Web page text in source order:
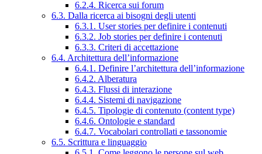
6.2.4. Ricerca sui forum
6.3. Dalla ricerca ai bisogni degli utenti
6.3.1. User stories per definire i contenuti
6.3.2. Job stories per definire i contenuti
6.3.3. Criteri di accettazione
6.4. Architettura dell’informazione
6.4.1. Definire l’architettura dell’informazione
6.4.2. Alberatura
6.4.3. Flussi di interazione
6.4.4. Sistemi di navigazione
6.4.5. Tipologie di contenuto (content type)
6.4.6. Ontologie e standard
6.4.7. Vocabolari controllati e tassonomie
6.5. Scrittura e linguaggio